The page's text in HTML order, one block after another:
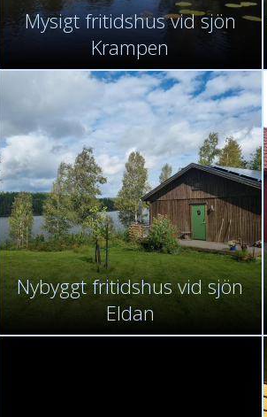
Mysigt fritidshus vid sjön
Krampen
Nybyggt fritidshus vid sjön
Eldan